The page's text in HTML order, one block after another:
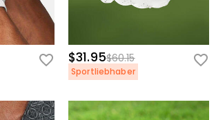
$31.95$60.15
Sportliebhaber